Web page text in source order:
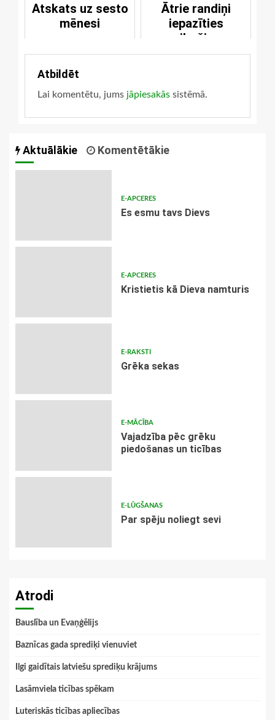
Atskats uz sesto
mēnesi
Ātrie randiņi
iepazīties
gribošiem
kristiešiem
Atbildēt
Lai komentētu, jums jāpiesakās sistēmā.
Aktuālākie Komentētākie
E-APCERES
Es esmu tavs Dievs
E-APCERES
Kristietis kā Dieva namturis
E-RAKSTI
Grēka sekas
E-MĀCĪBA
Vajadzība pēc grēku
piedošanas un ticības
E-LŪGŠANAS
Par spēju noliegt sevi
Atrodi
Bauslība un Evaņģēlijs
Baznīcas gada sprediķi vienuviet
Ilgi gaidītais latviešu sprediķu krājums
Lasāmviela ticības spēkam
Luteriskās ticības apliecības